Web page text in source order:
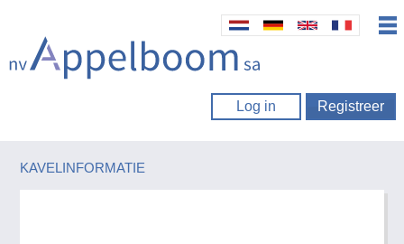
Log in Registreer
KAVELINFORMATIE